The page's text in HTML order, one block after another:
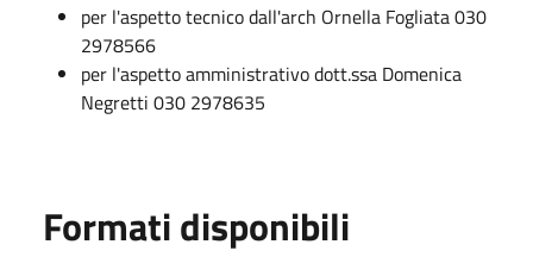
per l'aspetto tecnico dall'arch Ornella Fogliata 030
2978566
per l'aspetto amministrativo dott.ssa Domenica
Negretti 030 2978635
Formati disponibili